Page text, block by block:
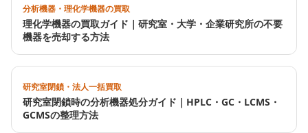
分析機器・理化学機器の買取
理化学機器の買取ガイド｜研究室・大学・企業研究所の不要
機器を売却する方法
研究室閉鎖・法人一括買取
研究室閉鎖時の分析機器処分ガイド｜HPLC・GC・LCMS・
GCMSの整理方法